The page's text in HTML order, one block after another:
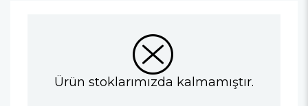
Ürün stoklarımızda kalmamıştır.